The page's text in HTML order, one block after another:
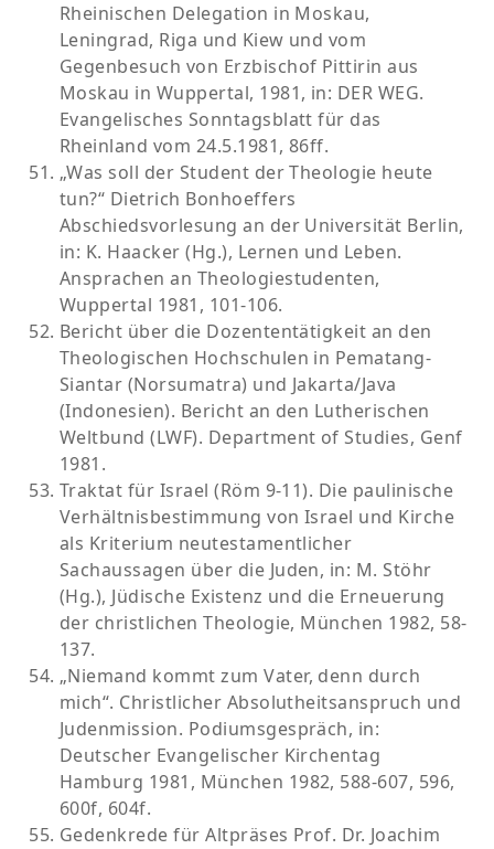
Rheinischen Delegation in Moskau,
Leningrad, Riga und Kiew und vom
Gegenbesuch von Erzbischof Pittirin aus
Moskau in Wuppertal, 1981, in: DER WEG.
Evangelisches Sonntagsblatt für das
Rheinland vom 24.5.1981, 86ff.
„Was soll der Student der Theologie heute
tun?“ Dietrich Bonhoeffers
Abschiedsvorlesung an der Universität Berlin,
in: K. Haacker (Hg.), Lernen und Leben.
Ansprachen an Theologiestudenten,
Wuppertal 1981, 101-106.
Bericht über die Dozententätigkeit an den
Theologischen Hochschulen in Pematang-
Siantar (Norsumatra) und Jakarta/Java
(Indonesien). Bericht an den Lutherischen
Weltbund (LWF). Department of Studies, Genf
1981.
Traktat für Israel (Röm 9-11). Die paulinische
Verhältnisbestimmung von Israel und Kirche
als Kriterium neutestamentlicher
Sachaussagen über die Juden, in: M. Stöhr
(Hg.), Jüdische Existenz und die Erneuerung
der christlichen Theologie, München 1982, 58-
137.
„Niemand kommt zum Vater, denn durch
mich“. Christlicher Absolutheitsanspruch und
Judenmission. Podiumsgespräch, in:
Deutscher Evangelischer Kirchentag
Hamburg 1981, München 1982, 588-607, 596,
600f, 604f.
Gedenkrede für Altpräses Prof. Dr. Joachim